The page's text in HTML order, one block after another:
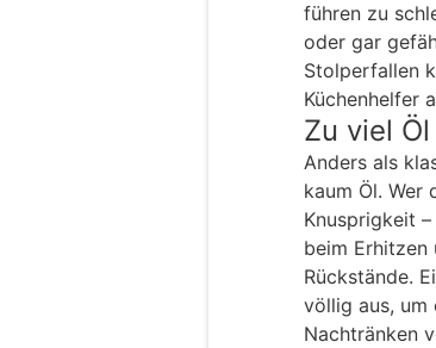
führen zu
oder gar
Stolperfallen
Küchenhelfer
Zu viel
Anders als
kaum Öl. Wer
Knusprigkeit
beim Erhitzen
Rückstände.
völlig aus, um
Nachtränken